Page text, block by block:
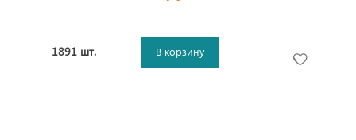
1891 шт. В корзину